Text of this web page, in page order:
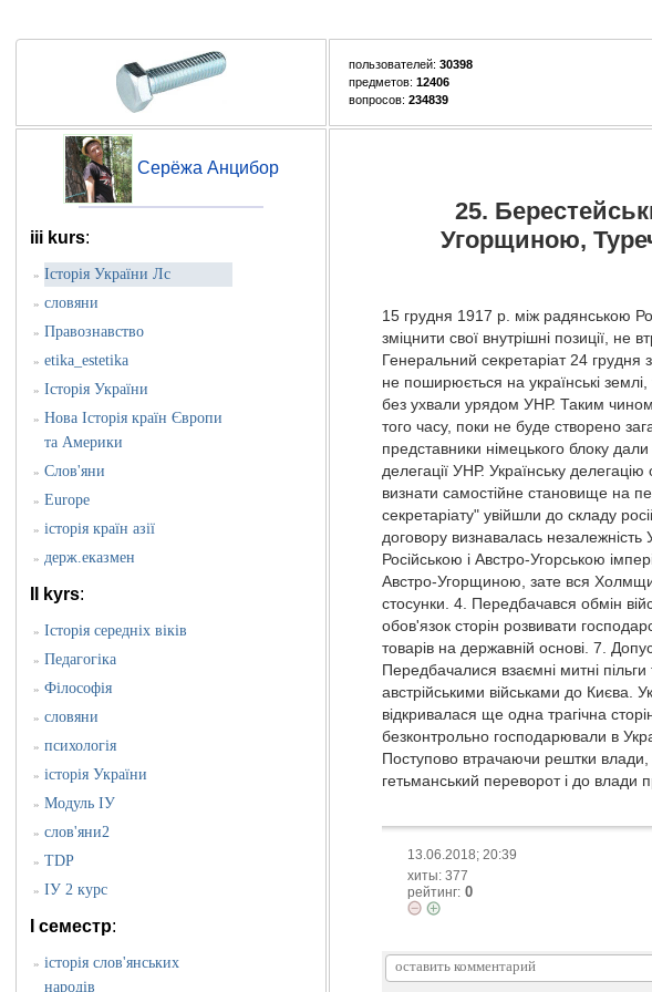
пользователей: 30398
предметов: 12406
вопросов: 234839
Серёжа Анцибор
iii kurs:
» Історія України Лс
» словяни
» Правознавство
» etika_estetika
» Історія України
» Нова Історія країн Європи
та Америки
» Слов'яни
» Europe
» історія країн азії
» держ.еказмен
II kyrs:
» Історія середніх віків
» Педагогіка
» Філософія
» словяни
» психологія
» історія України
» Модуль ІУ
» слов'яни2
» TDP
» ІУ 2 курс
I семестр:
» історія слов'янських
народів
25.
Угорщиною,
15 грудня 1917 р. між радянською
зміцнити свої внутрішні позиції, не
Генеральний секретаріат 24
не поширюється на українські
без ухвали урядом УНР. Таким
того часу, поки не буде створено
представники німецького блоку
делегації УНР. Українську
визнати самостійне становище на
секретаріату" увійшли до складу
договору визнавалась
Російською і Австро-Угорською
Австро-Угорщиною, зате вся
стосунки. 4. Передбачався обмін
обов'язок сторін розвивати
товарів на державній основі. 7.
Передбачалися взаємні митні
австрійськими військами до Києва.
відкривалася ще одна трагічна
безконтрольно господарювали в
Поступово втрачаючи рештки влади,
гетьманський переворот і до
13.06.2018; 20:39
хиты: 377
рейтинг: 0